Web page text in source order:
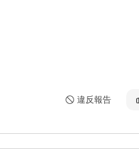
違反報告